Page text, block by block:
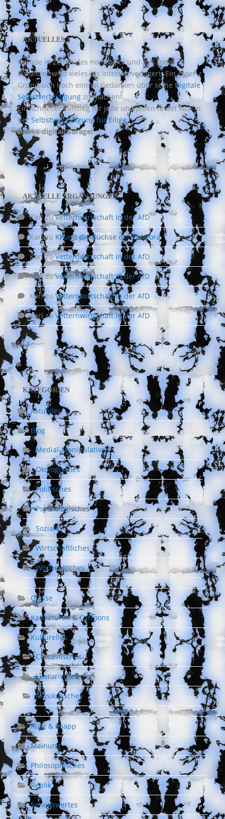
AKTUELLES
Gerade in Zeiten des Homeofficeund dessocial
distancingwird vieles ins Internet verlagert. Ein guter
Grund sich noch einmal Gedanken über seine Digitale
Selbstverteidigung zu machen!
Ein schneller Einstieg für jede und jeden findet sich in
der Selbstverteidigung für Eilige.
Danke digitalcourage!
AKTUELLE ERGÄNZUNGEN
KarlzuVetternwirtschaft in der AfD
Karlzu KI und die Büchse der Pandora
KarlzuVetternwirtschaft in der AfD
KarlzuVetternwirtschaft in der AfD
Karlzu Vetternwirtschaft in der AfD
Karlzu Vetternwirtschaft in der AfD
KATEGORIEN
Aktuelles
Blog
Medial-Manipulatives
Ökologisches
Politisches
Psychologisches
Soziales
Wirtschaftliches
Wöchentliches
Glosse
Karikaturen & Cartoons
Kulturelles
Cineastisches
Literarisches
Musikalisches
Kurz & knapp
Meinung
Philosophisches
Replik
Sehenswertes